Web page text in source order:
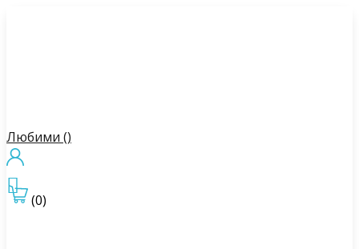
Любими ()
(0)
